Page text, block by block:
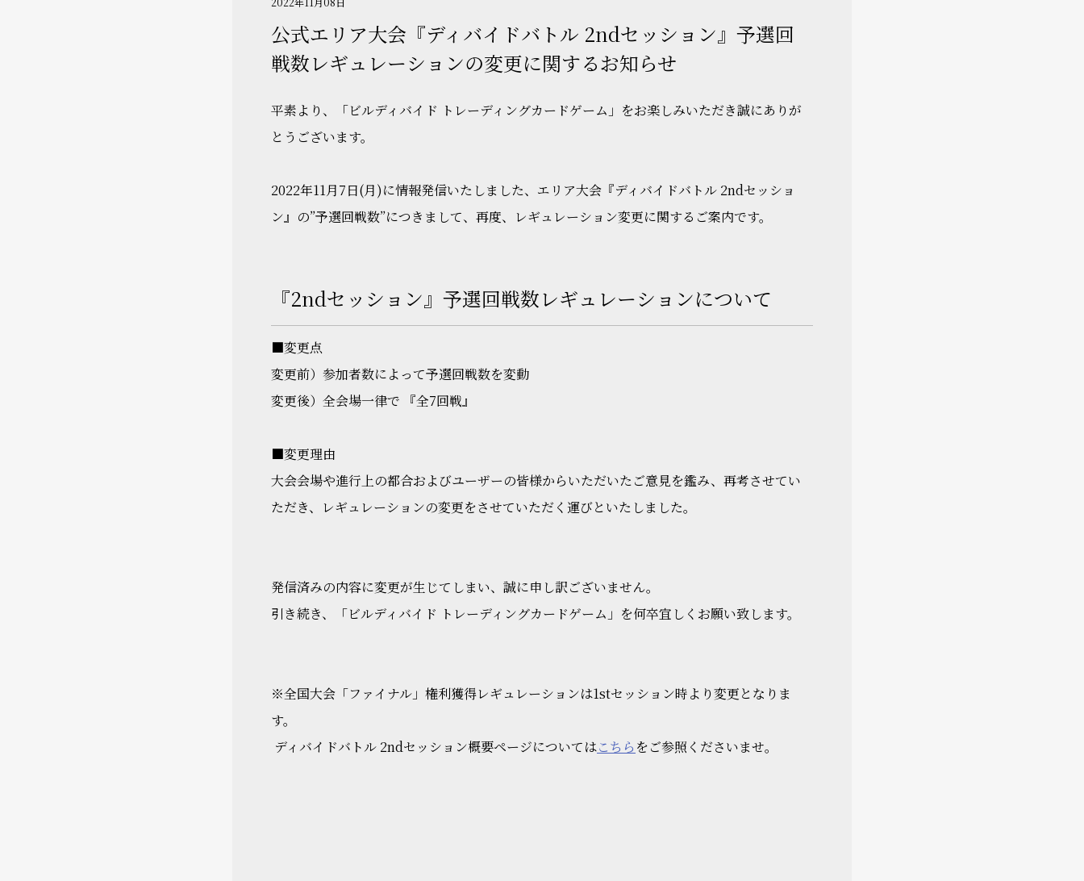
公式エリア大会『ディバイドバトル 2ndセッション』予選回
戦数レギュレーションの変更に関するお知らせ
平素より、「ビルディバイド トレーディングカードゲーム」をお楽しみいただき誠にありが
とうございます。
2022年11月7日(月)に情報発信いたしました、エリア大会『ディバイドバトル 2ndセッショ
ン』の”予選回戦数”につきまして、再度、レギュレーション変更に関するご案内です。
『2ndセッション』予選回戦数レギュレーションについて
■変更点
変更前）参加者数によって予選回戦数を変動
変更後）全会場一律で 『全7回戦』
■変更理由
大会会場や進行上の都合およびユーザーの皆様からいただいたご意見を鑑み、再考させてい
ただき、レギュレーションの変更をさせていただく運びといたしました。
発信済みの内容に変更が生じてしまい、誠に申し訳ございません。
引き続き、「ビルディバイド トレーディングカードゲーム」を何卒宜しくお願い致します。
※全国大会「ファイナル」権利獲得レギュレーションは1stセッション時より変更となりま
す。
ディバイドバトル 2ndセッション概要ページについてはこちら をご参照くださいませ。